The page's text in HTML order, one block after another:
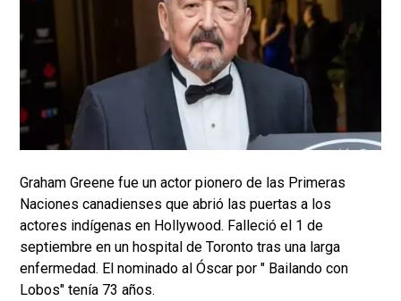
Graham Greene fue un actor pionero de las Primeras
Naciones canadienses que abrió las puertas a los
actores indígenas en Hollywood. Falleció el 1 de
septiembre en un hospital de Toronto tras una larga
enfermedad. El nominado al Óscar por " Bailando con
Lobos" tenía 73 años.